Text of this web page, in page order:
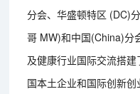
分会、华盛顿特区 (DC)
哥 MW)和中国(China)分
及健康行业国际交流搭
国本土企业和国际创新